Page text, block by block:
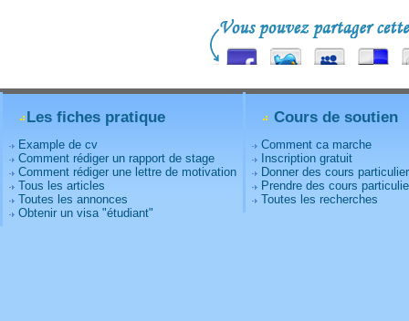
Les fiches pratique
Example de cv
Comment rédiger un rapport de stage
Comment rédiger une lettre de motivation
Tous les articles
Toutes les annonces
Obtenir un visa "étudiant"
Cours de soutien
Comment ca marche
Inscription gratuit
Donner des cours
Prendre des cours
Toutes les recherches